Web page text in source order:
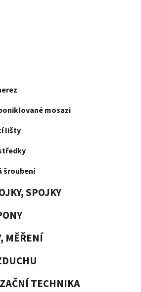
mosazi
lišty
šroubení
SPOJKY
MĚŘENÍ
TECHNIKA